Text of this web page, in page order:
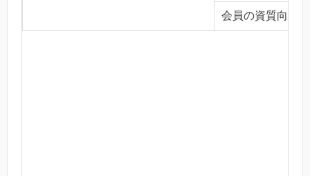
会員の資質向上